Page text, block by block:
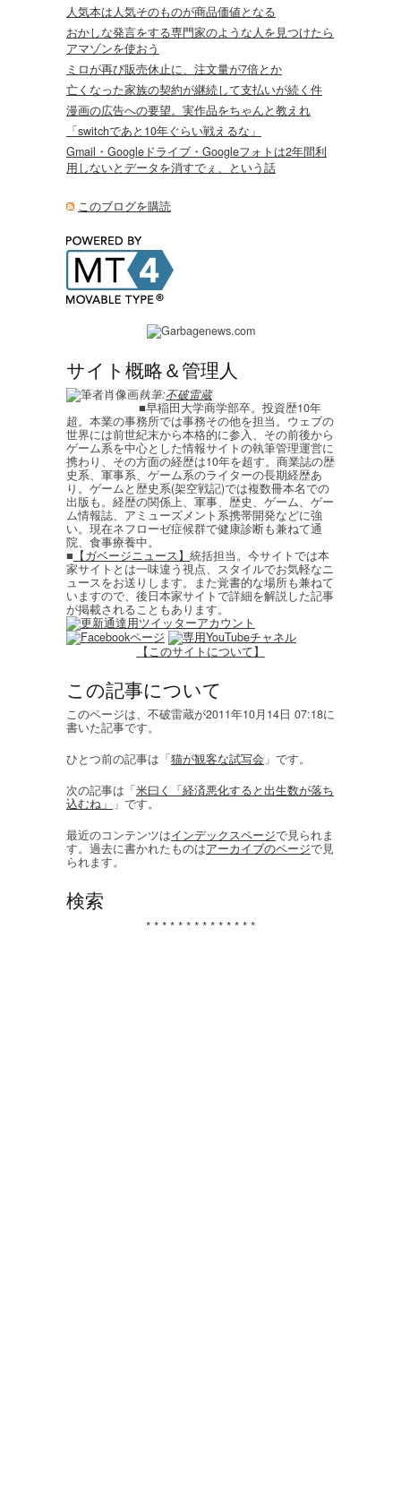
人気本は人気そのものが商品価値となる
おかしな発言をする専門家のような人を見つけたら
アマゾンを使おう
ミロが再び販売休止に、注文量が7倍とか
亡くなった家族の契約が継続して支払いが続く件
漫画の広告への要望。実作品をちゃんと教えれ
「switchであと10年ぐらい戦えるな」
Gmail・Googleドライブ・Googleフォトは2年間利
用しないとデータを消すでぇ、という話
このブログを購読
サイト概略＆管理人
執筆:不破雷蔵
■早稲田大学商学部卒。投資歴10年
超。本業の事務所では事務その他を担当。ウェブの
世界には前世紀末から本格的に参入、その前後から
ゲーム系を中心とした情報サイトの執筆管理運営に
携わり、その方面の経歴は10年を超す。商業誌の歴
史系、軍事系、ゲーム系のライターの長期経歴あ
り。ゲームと歴史系(架空戦記)では複数冊本名での
出版も。経歴の関係上、軍事、歴史、ゲーム、ゲー
ム情報誌、アミューズメント系携帯開発などに強
い。現在ネフローゼ症候群で健康診断も兼ねて通
院、食事療養中。
■ 【ガベージニュース】 統括担当。今サイトでは本
家サイトとは一味違う視点、スタイルでお気軽なニ
ュースをお送りします。また覚書的な場所も兼ねて
いますので、後日本家サイトで詳細を解説した記事
が掲載されることもあります。
【このサイトについて】
この記事について
このページは、不破雷蔵が2011年10月14日 07:18に
書いた記事です。
ひとつ前の記事は「猫が観客な試写会 」です。
次の記事は「米曰く「経済悪化すると出生数が落ち
込むね」
」です。
最近のコンテンツはインデックスページで見られま
す。過去に書かれたものはアーカイブのページで見
られます。
検索
* * * * * * * * * * * * * *